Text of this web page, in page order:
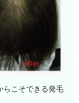
らこそできる発毛